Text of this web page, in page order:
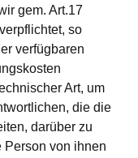
gem. Art.17
so
verfügbaren
Art, um
die die
darüber zu
Person von ihnen